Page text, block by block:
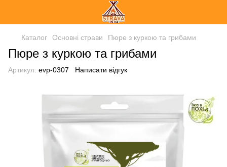
Каталог Основні страви Пюре з куркою та грибами
Пюре з куркою та грибами
Артикул: evp-0307 Написати відгук